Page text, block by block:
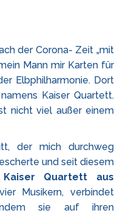
der Corona- Zeit „mit
Mann mir Karten für
Elbphilharmonie. Dort
Kaiser Quartett.
nicht viel außer einem
der mich durchweg
und seit diesem
Kaiser Quartett aus
Musikern, verbindet
sie auf ihren